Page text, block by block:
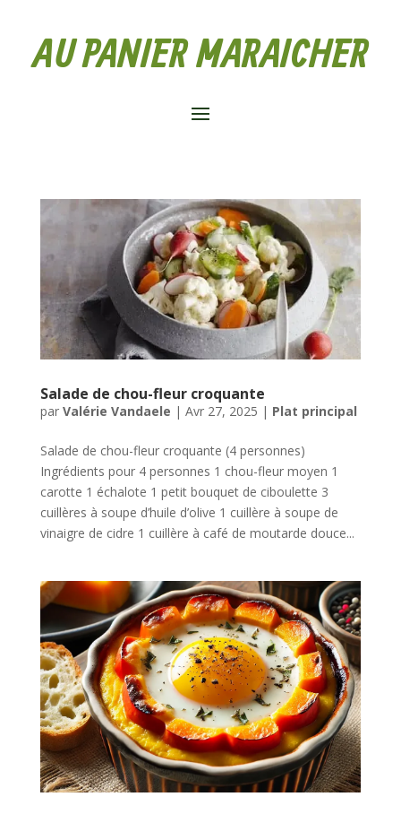
AU PANIER MARAICHER
Salade de chou-fleur croquante
par Valérie Vandaele | Avr 27, 2025 | Plat principal
Salade de chou-fleur croquante (4 personnes)
Ingrédients pour 4 personnes 1 chou-fleur moyen 1
carotte 1 échalote 1 petit bouquet de ciboulette 3
cuillères à soupe d’huile d’olive 1 cuillère à soupe de
vinaigre de cidre 1 cuillère à café de moutarde douce...